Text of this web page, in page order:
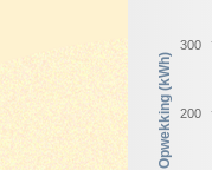
Opwekking (kWh) 200
300